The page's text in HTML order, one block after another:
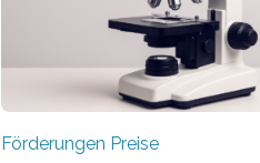
Förderungen Preise